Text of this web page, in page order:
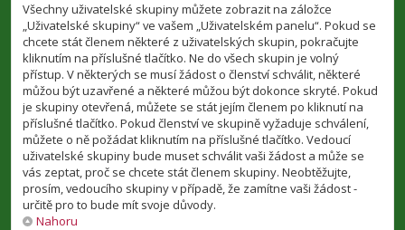
Všechny uživatelské skupiny můžete zobrazit na záložce
„Uživatelské skupiny“ ve vašem „Uživatelském panelu“. Pokud se
chcete stát členem některé z uživatelských skupin, pokračujte
kliknutím na příslušné tlačítko. Ne do všech skupin je volný
přístup. V některých se musí žádost o členství schválit, některé
můžou být uzavřené a některé můžou být dokonce skryté. Pokud
je skupiny otevřená, můžete se stát jejím členem po kliknutí na
příslušné tlačítko. Pokud členství ve skupině vyžaduje schválení,
můžete o ně požádat kliknutím na příslušné tlačítko. Vedoucí
uživatelské skupiny bude muset schválit vaši žádost a může se
vás zeptat, proč se chcete stát členem skupiny. Neobtěžujte,
prosím, vedoucího skupiny v případě, že zamítne vaši žádost -
určitě pro to bude mít svoje důvody.
Nahoru